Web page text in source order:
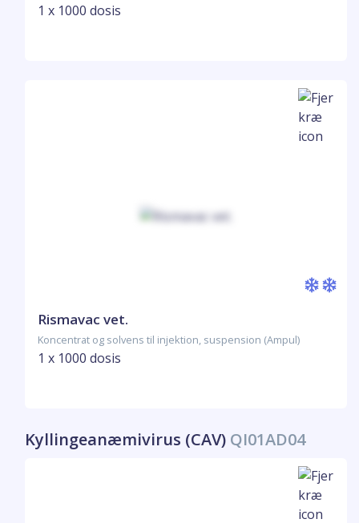
1 x 1000 dosis
Rismavac vet.
Koncentrat og solvens til injektion, suspension (Ampul)
1 x 1000 dosis
Kyllingeanæmivirus (CAV) QI01AD04